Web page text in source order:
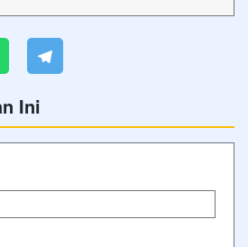
Ini